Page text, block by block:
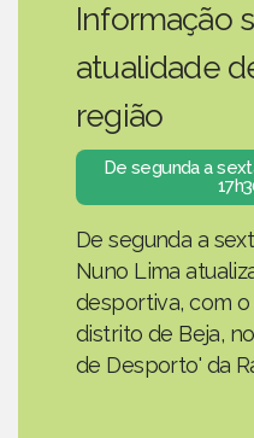
Informação
atualidade
região
De segunda a
De segunda a
Nuno Lima
desportiva, com
distrito de Beja,
de Desporto' da